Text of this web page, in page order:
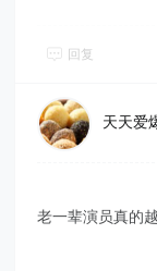
回复
天天爱
老一辈演员真的